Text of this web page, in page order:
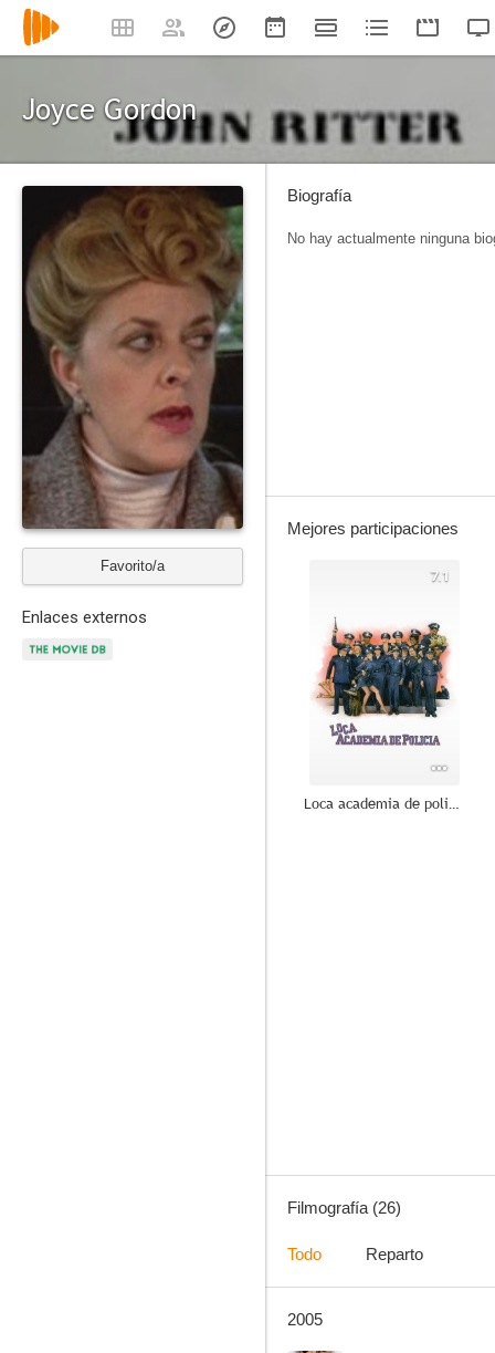
Joyce Gordon
Favorito/a
Enlaces externos
Biografía
No hay actualmente ninguna
Mejores participaciones
7.1
Loca academia de policía
Corazón al descubierto
Filmografía (26)
Todo Reparto
2005